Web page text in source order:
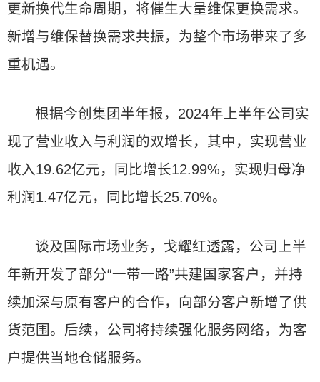
更新换代生命周期，将催生大量维保更换需求。
新增与维保替换需求共振，为整个市场带来了多
重机遇。
根据今创集团半年报，2024年上半年公司实
现了营业收入与利润的双增长，其中，实现营业
收入19.62亿元，同比增长12.99%，实现归母净
利润1.47亿元，同比增长25.70%。
谈及国际市场业务，戈耀红透露，公司上半
年新开发了部分“一带一路”共建国家客户，并持
续加深与原有客户的合作，向部分客户新增了供
货范围。后续，公司将持续强化服务网络，为客
户提供当地仓储服务。